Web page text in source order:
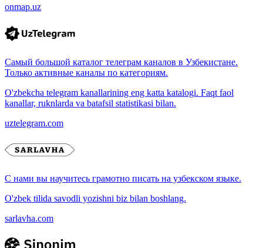
onmap.uz
Самый большой каталог телеграм каналов в Узбекистане.
Только активные каналы по категориям.
O'zbekcha telegram kanallarining eng katta katalogi. Faqt faol
kanallar, ruknlarda va batafsil statistikasi bilan.
uztelegram.com
С нами вы научитесь грамотно писать на узбекском языке.
O'zbek tilida savodli yozishni biz bilan boshlang.
sarlavha.com